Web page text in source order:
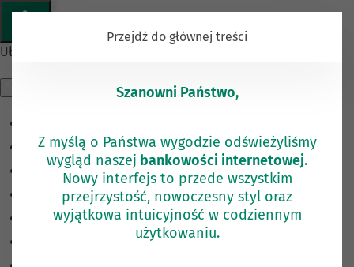
Ułatwienia dostępu
Monochromatyczny
Ciemny kontrast
Jasny kontrast
Niskie nasycenie
Przejdź do głównej treści
KOMUNIKAT
Szanowni Państwo,
Z myślą o Państwa wygodzie odświeżyliśmy
wygląd naszej bankowości internetowej.
Nowy interfejs to przede wszystkim
przejrzystość, nowoczesny styl oraz
wyjątkowa intuicyjność w codziennym
użytkowaniu.